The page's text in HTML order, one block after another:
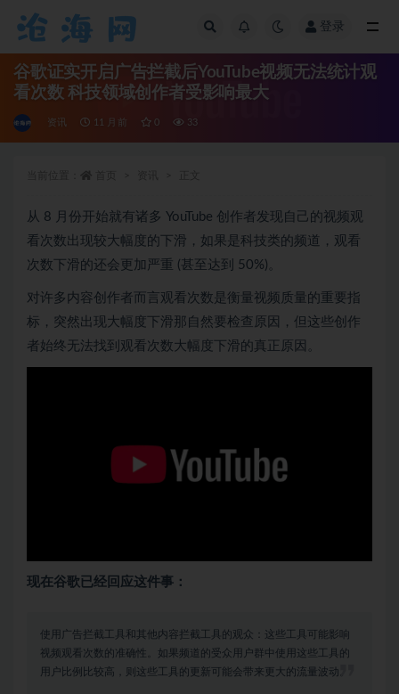
登录
谷歌证实开启广告拦截后YouTube视频无法统计观
看次数 科技领域创作者受影响最大
资讯 11 月前 0 33
从 8 月份开始就有诸多 YouTube 创作者发现自己的视频观
看次数出现较大幅度的下滑，如果是科技类的频道，观看
次数下滑的还会更加严重 (甚至达到 50%)。
对许多内容创作者而言观看次数是衡量视频质量的重要指
标，突然出现大幅度下滑那自然要检查原因，但这些创作
者始终无法找到观看次数大幅度下滑的真正原因。
现在谷歌已经回应这件事：
使用广告拦截工具和其他内容拦截工具的观众：这些工具可能影响
视频观看次数的准确性。如果频道的受众用户群中使用这些工具的
用户比例比较高，则这些工具的更新可能会带来更大的流量波动。